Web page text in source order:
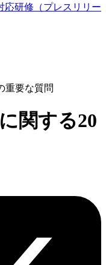
応研修（プレスリリー
重要な質問
関する20